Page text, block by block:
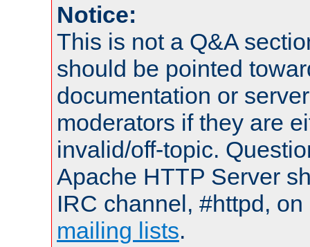
Notice:
This is not a Q&A
should be pointed
documentation or
moderators if they are
invalid/off-topic.
Apache HTTP Server
IRC channel, #httpd,
mailing lists.